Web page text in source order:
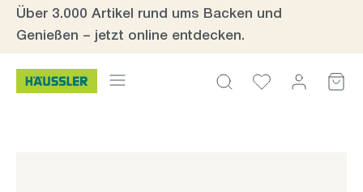
Zum Hauptinhalt springen
Über 3.000 Artikel rund ums Backen und
Genießen – jetzt online entdecken.